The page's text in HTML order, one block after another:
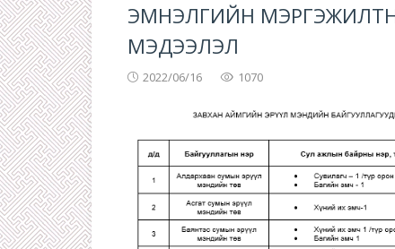
ЭМНЭЛГИЙН
МЭДЭЭЛЭЛ
2022/06/16 1070